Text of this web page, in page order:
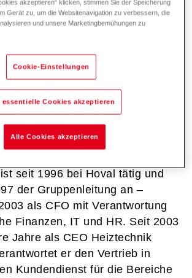
co-CEO
& Service, Digital Business
seit 1996 bei Hoval tätig und
der Gruppenleitung an –
als CFO mit Verantwortung
Finanzen, IT und HR. Seit 2003
Jahre als CEO Heiztechnik
er den Vertrieb in
Kundendienst für die Bereiche
akzeptieren“ klicken, stimmen Sie der Speicherung
Gerät zu, um die Websitenavigation zu verbessern, die
und unsere Marketingbemühungen zu
Cookie-Einstellungen
essentielle Cookies akzeptieren
Alle Cookies akzeptieren